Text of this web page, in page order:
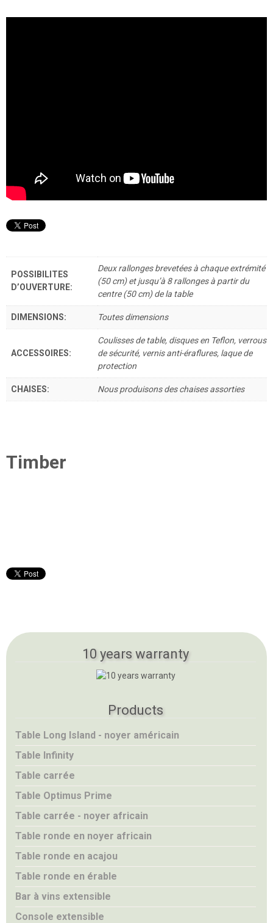
POSSIBILITES
D’OUVERTURE:
Deux rallonges brevetées à chaque extrémité
(50 cm) et jusqu’à 8 rallonges à partir du
centre (50 cm) de la table
DIMENSIONS: Toutes dimensions
ACCESSOIRES:
Coulisses de table, disques en Teflon, verrous
de sécurité, vernis anti-éraflures, laque de
protection
CHAISES: Nous produisons des chaises assorties
Timber
10 years warranty
Products
Table Long Island - noyer américain
Table Infinity
Table carrée
Table Optimus Prime
Table carrée - noyer africain
Table ronde en noyer africain
Table ronde en acajou
Table ronde en érable
Bar à vins extensible
Console extensible